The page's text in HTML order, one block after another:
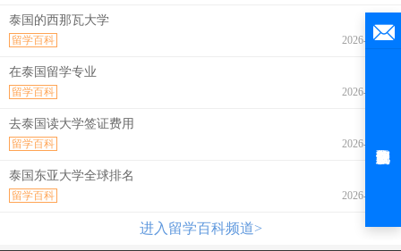
泰国的西那瓦大学
2026-08-06
留学百科
在泰国留学专业
2026-08-06
留学百科
去泰国读大学签证费用
2026-08-06
留学百科
泰国东亚大学全球排名
2026-08-06
留学百科
进入留学百科频道>